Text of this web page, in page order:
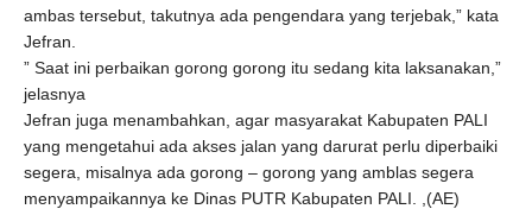
ambas tersebut, takutnya ada pengendara yang terjebak,” kata
Jefran.
” Saat ini perbaikan gorong gorong itu sedang kita laksanakan,”
jelasnya
Jefran juga menambahkan, agar masyarakat Kabupaten PALI
yang mengetahui ada akses jalan yang darurat perlu diperbaiki
segera, misalnya ada gorong – gorong yang amblas segera
menyampaikannya ke Dinas PUTR Kabupaten PALI. ,(AE)